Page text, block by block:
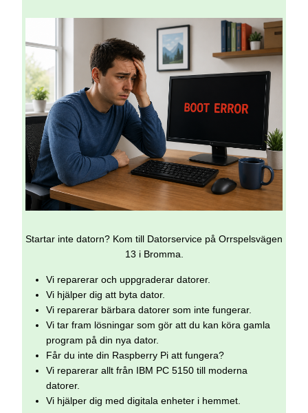
Startar inte datorn? Kom till Datorservice på Orrspelsvägen
13 i Bromma.
Vi reparerar och uppgraderar datorer.
Vi hjälper dig att byta dator.
Vi reparerar bärbara datorer som inte fungerar.
Vi tar fram lösningar som gör att du kan köra gamla
program på din nya dator.
Får du inte din Raspberry Pi att fungera?
Vi reparerar allt från IBM PC 5150 till moderna
datorer.
Vi hjälper dig med digitala enheter i hemmet.